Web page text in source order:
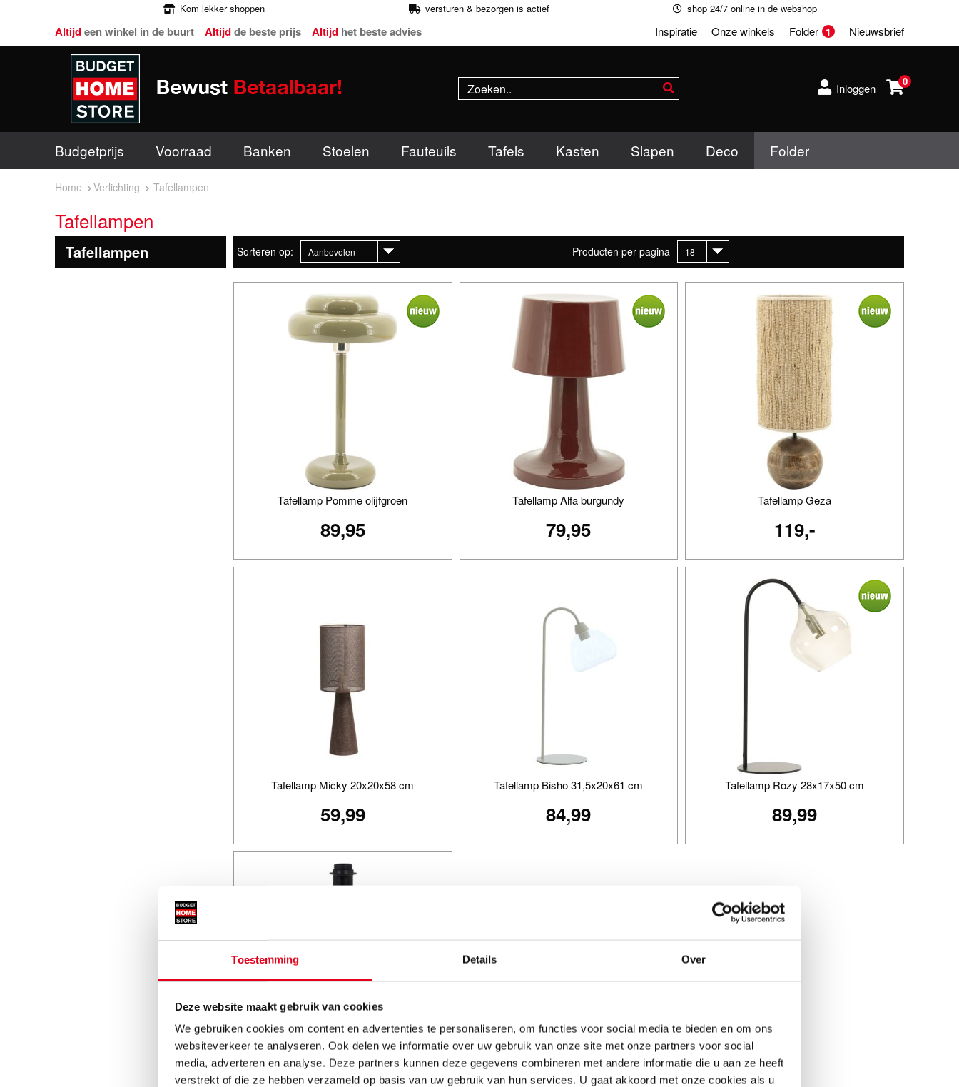
Toestemming Details Over
Deze website maakt gebruik van cookies
We gebruiken cookies om content en advertenties te personaliseren, om functies voor social media te bieden en om ons
websiteverkeer te analyseren. Ook delen we informatie over uw gebruik van onze site met onze partners voor social
media, adverteren en analyse. Deze partners kunnen deze gegevens combineren met andere informatie die u aan ze heeft
verstrekt of die ze hebben verzameld op basis van uw gebruik van hun services. U gaat akkoord met onze cookies als u
Kom lekker shoppen versturen & bezorgen is actief shop 24/7 online in de webshop
Altijdeen winkel in de buurt Altijdde beste prijs Altijd het beste advies Inspiratie Onze winkels Folder 1 Nieuwsbrief
Inloggen 0
Budgetprijs Voorraad Banken Stoelen Fauteuils Tafels Kasten Slapen Deco Folder
Home Verlichting Tafellampen
Tafellampen
Tafellampen Sorteren op: Producten per pagina
Tafellamp Pomme olijfgroen
89,95
Tafellamp Alfa burgundy
79,95
Tafellamp Geza
119,-
Tafellamp Micky 20x20x58 cm
59,99
Tafellamp Bisho 31,5x20x61 cm
84,99
Tafellamp Rozy 28x17x50 cm
89,99
Lampvoet Washington 14x14x39cm